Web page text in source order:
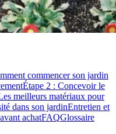
commencer son jardin
Étape 2 : Concevoir le
meilleurs matériaux pour
dans son jardinEntretien et
achatFAQGlossaire